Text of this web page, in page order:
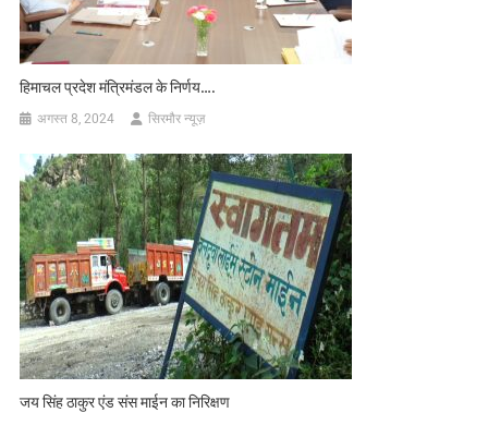
हिमाचल प्रदेश मंत्रिमंडल के निर्णय….
अगस्त 8, 2024 सिरमौर न्यूज़
जय सिंह ठाकुर एंड संस माईन का निरिक्षण